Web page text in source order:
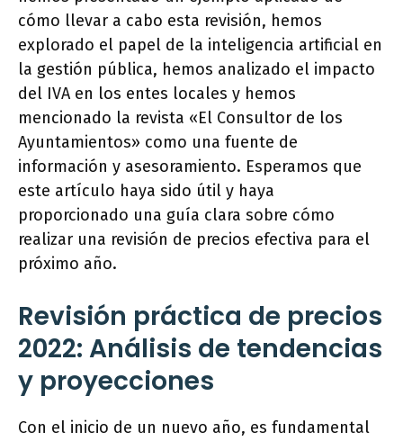
cómo llevar a cabo esta revisión, hemos
explorado el papel de la inteligencia artificial en
la gestión pública, hemos analizado el impacto
del IVA en los entes locales y hemos
mencionado la revista «El Consultor de los
Ayuntamientos» como una fuente de
información y asesoramiento. Esperamos que
este artículo haya sido útil y haya
proporcionado una guía clara sobre cómo
realizar una revisión de precios efectiva para el
próximo año.
Revisión práctica de precios
2022: Análisis de tendencias
y proyecciones
Con el inicio de un nuevo año, es fundamental